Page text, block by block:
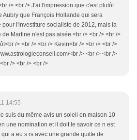
/> <br /> J'ai l'impression que c'est plutôt
Aubry que François Hollande qui sera
pour l'investiture socialiste de 2012, mais la
de Martine n'est pas aisée.<br /> <br /> <br />
/> <br /> <br /> Kevin<br /> <br /> <br />
<br /> <br /> <br />
/> <br /> <br />
14:55
suis du même avis un soleil en maison 10
une nomination et il doit le savoir ce n est
a eu s rs avec une grande quitte de